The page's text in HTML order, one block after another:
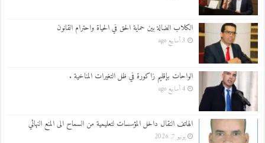
الكلاب الضالة بين حماية الحق في الحياة واحترام القانون
3 أسابيع ago
الواحات بإقليم زاكورة في ظل التغيرات المناخية .
4 أسابيع ago
الهاتف النقال داخل المؤسسات لتعليمية من السماح الى المنع النهائي
يونيو 7, 2026